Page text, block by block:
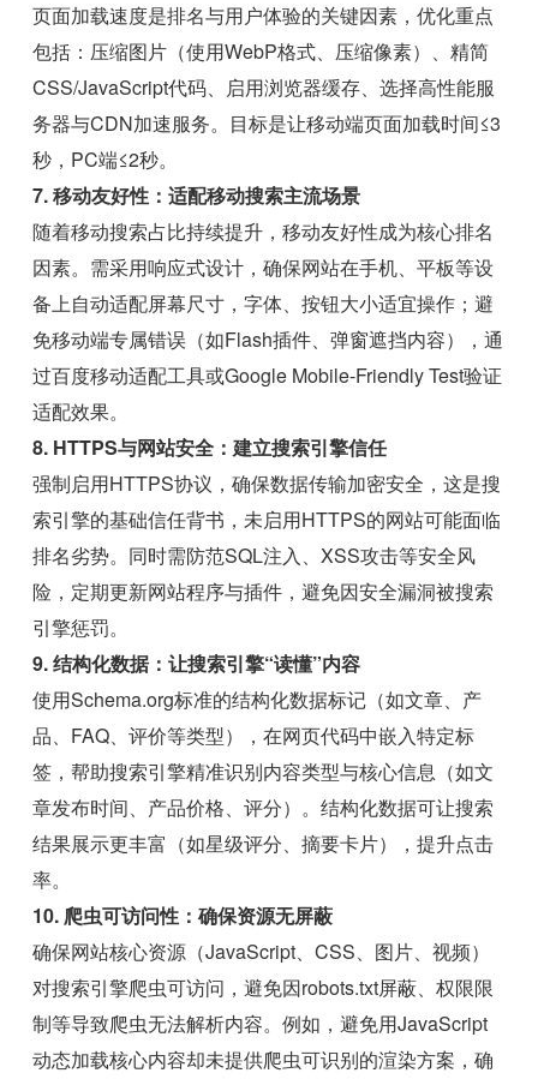
页面加载速度是排名与用户体验的关键因素，优化重点
包括：压缩图片（使用WebP格式、压缩像素）、精简
CSS/JavaScript代码、启用浏览器缓存、选择高性能服
务器与CDN加速服务。目标是让移动端页面加载时间≤3
秒，PC端≤2秒。
7. 移动友好性：适配移动搜索主流场景
随着移动搜索占比持续提升，移动友好性成为核心排名
因素。需采用响应式设计，确保网站在手机、平板等设
备上自动适配屏幕尺寸，字体、按钮大小适宜操作；避
免移动端专属错误（如Flash插件、弹窗遮挡内容），通
过百度移动适配工具或Google Mobile-Friendly Test验证
适配效果。
8. HTTPS与网站安全：建立搜索引擎信任
强制启用HTTPS协议，确保数据传输加密安全，这是搜
索引擎的基础信任背书，未启用HTTPS的网站可能面临
排名劣势。同时需防范SQL注入、XSS攻击等安全风
险，定期更新网站程序与插件，避免因安全漏洞被搜索
引擎惩罚。
9. 结构化数据：让搜索引擎“读懂”内容
使用Schema.org标准的结构化数据标记（如文章、产
品、FAQ、评价等类型），在网页代码中嵌入特定标
签，帮助搜索引擎精准识别内容类型与核心信息（如文
章发布时间、产品价格、评分）。结构化数据可让搜索
结果展示更丰富（如星级评分、摘要卡片），提升点击
率。
10. 爬虫可访问性：确保资源无屏蔽
确保网站核心资源（JavaScript、CSS、图片、视频）
对搜索引擎爬虫可访问，避免因robots.txt屏蔽、权限限
制等导致爬虫无法解析内容。例如，避免用JavaScript
动态加载核心内容却未提供爬虫可识别的渲染方案，确